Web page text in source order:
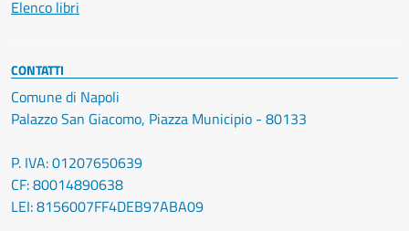
Elenco libri
CONTATTI
Comune di Napoli
Palazzo San Giacomo, Piazza Municipio - 80133
P. IVA: 01207650639
CF: 80014890638
LEI: 8156007FF4DEB97ABA09